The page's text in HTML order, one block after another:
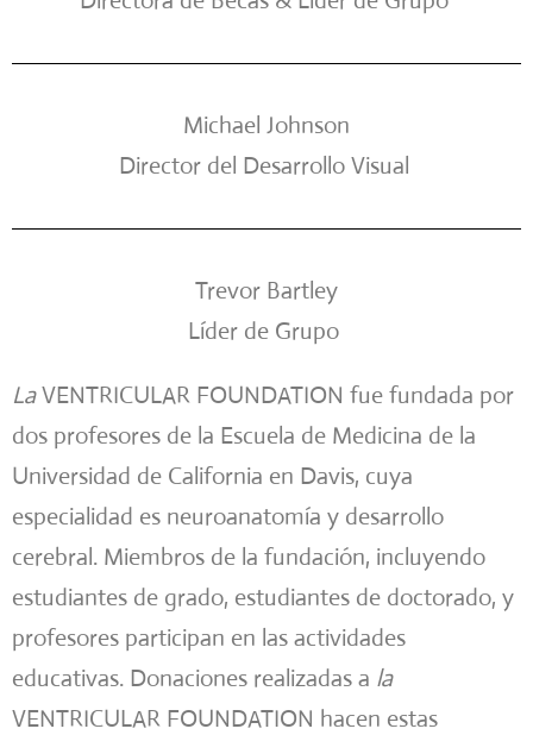
Michael Johnson
Director del Desarrollo Visual
Trevor Bartley
Líder de Grupo
LaVENTRICULAR FOUNDATION fue fundada por
dos profesores de la Escuela de Medicina de la
Universidad de California en Davis, cuya
especialidad es neuroanatomía y desarrollo
cerebral. Miembros de la fundación, incluyendo
estudiantes de grado, estudiantes de doctorado, y
profesores participan en las actividades
educativas. Donaciones realizadas a la
VENTRICULAR FOUNDATION hacen estas